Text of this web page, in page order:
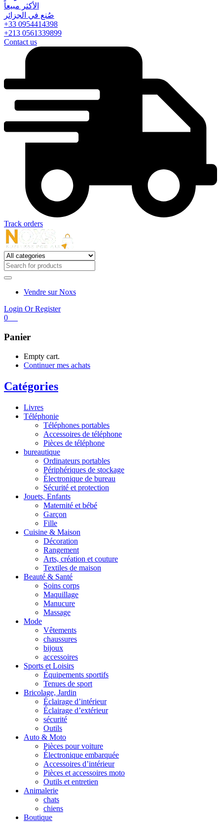
الأكثر مبيعاً
صُنع في الجزائر
+33 0954414398
+213 0561339899
Contact us
Track orders
Vendre sur Noxs
Login Or Register
0
Panier
Empty cart.
Continuer mes achats
Catégories
Livres
Téléphonie
Téléphones portables
Accessoires de téléphone
Pièces de téléphone
bureautique
Ordinateurs portables
Périphériques de stockage
Électronique de bureau
Sécurité et protection
Jouets, Enfants
Maternité et bébé
Garçon
Fille
Cuisine & Maison
Décoration
Rangement
Arts, création et couture
Textiles de maison
Beauté & Santé
Soins corps
Maquillage
Manucure
Massage
Mode
Vêtements
chaussures
bijoux
accessoires
Sports et Loisirs
Équipements sportifs
Tenues de sport
Bricolage, Jardin
Éclairage d’intérieur
Éclairage d’extérieur
sécurité
Outils
Auto & Moto
Pièces pour voiture
Électronique embarquée
Accessoires d’intérieur
Pièces et accessoires moto
Outils et entretien
Animalerie
chats
chiens
Boutique